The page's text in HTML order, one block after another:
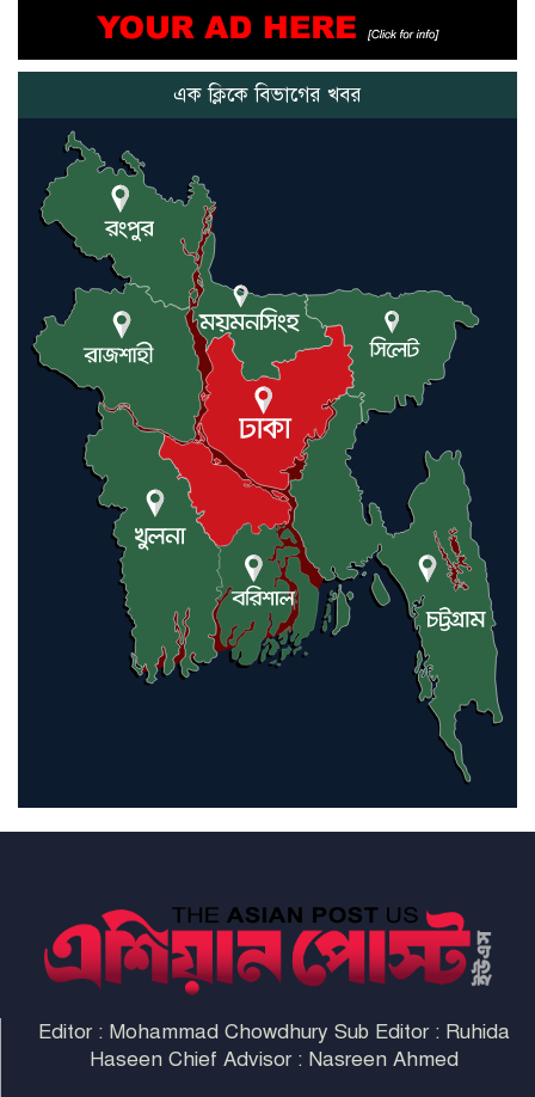
মানুষের উপকার হয় : প্রধানমন্ত্রী
যুক্তরাষ্ট্র ও ইসরায়েল বাদে হরমুজ
প্রণালি সবার জন্য উন্মুক্ত: আরাকচি
এবার চীনের দ্বারস্থ হলেন ডোনাল্ড
ট্রাম্প
ইরানে কঠোর হামলা অব্যাহত রাখতে
ট্রাম্পকে আহ্বান সৌদি আরবের
ইরাকসহ মধ্যপ্রাচ্যে ২৪ হামলা চালাল
ইরানপন্থি গোষ্ঠী
হরমুজ প্রণালী সুরক্ষায় মিত্ররা সাহায্য
না করলে ন্যাটোর ভবিষ্যৎ খারাপ
এক ক্লিকে বিভাগের খবর
Editor : Mohammad Chowdhury Sub Editor : Ruhida
Haseen Chief Advisor : Nasreen Ahmed